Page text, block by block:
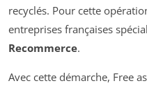
recyclés. Pour cette
entreprises françaises
Recommerce.
Avec cette démarche, Free